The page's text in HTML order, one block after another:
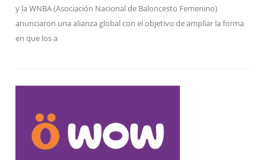
y la WNBA (Asociación Nacional de Baloncesto Femenino)
anunciaron una alianza global con el objetivo de ampliar la forma
en que los a